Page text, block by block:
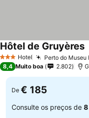
3 EstrelasHotel Perto do Museu
Hôtel de Gruyères
8,4 Muito boa 2.802
De € 185
Consulte os preços de